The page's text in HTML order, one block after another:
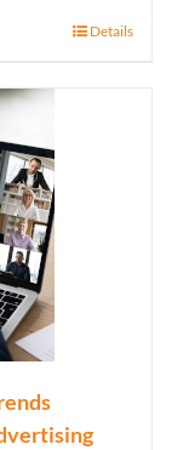
Details